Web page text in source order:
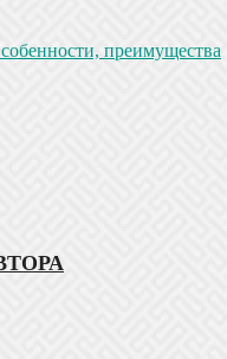
преимущества